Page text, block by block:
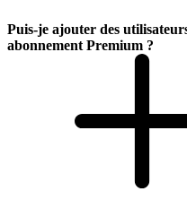
Puis-je ajouter des
abonnement Premium ?